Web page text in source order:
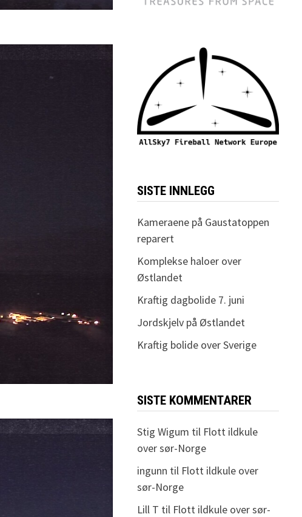
SISTE INNLEGG
Kameraene på Gaustatoppen
reparert
Komplekse haloer over
Østlandet
Kraftig dagbolide 7. juni
Jordskjelv på Østlandet
Kraftig bolide over Sverige
SISTE KOMMENTARER
Stig Wigum til Flott ildkule
over sør-Norge
ingunn til Flott ildkule over
sør-Norge
Lill T til Flott ildkule over sør-